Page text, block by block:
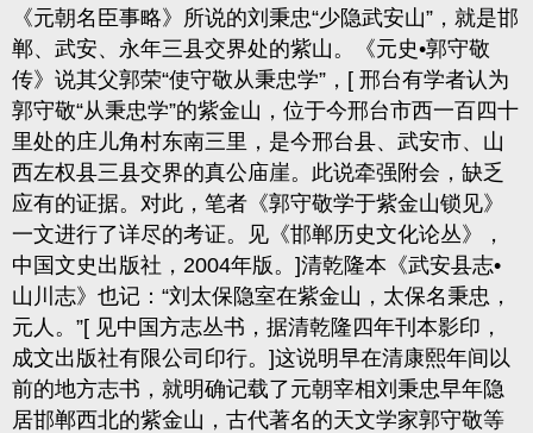
《元朝名臣事略》所说的刘秉忠“少隐武安山”，就是邯
郸、武安、永年三县交界处的紫山。《元史•郭守敬
传》说其父郭荣“使守敬从秉忠学”， [ 邢台有学者认为
郭守敬“从秉忠学”的紫金山，位于今邢台市西一百四十
里处的庄儿角村东南三里，是今邢台县、武安市、山
西左权县三县交界的真公庙崖。此说牵强附会，缺乏
应有的证据。对此，笔者《郭守敬学于紫金山锁见》
一文进行了详尽的考证。见《邯郸历史文化论丛》，
中国文史出版社， 2004年版。 ]清乾隆本《武安县志•
山川志》也记：“刘太保隐室在紫金山，太保名秉忠，
元人。”[ 见中国方志丛书，据清乾隆四年刊本影印，
成文出版社有限公司印行。 ]这说明早在清康熙年间以
前的地方志书，就明确记载了元朝宰相刘秉忠早年隐
居邯郸西北的紫金山，古代著名的天文学家郭守敬等